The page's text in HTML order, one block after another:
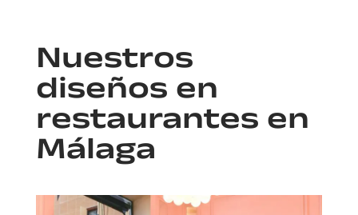
Nuestros
diseños en
restaurantes en
Málaga